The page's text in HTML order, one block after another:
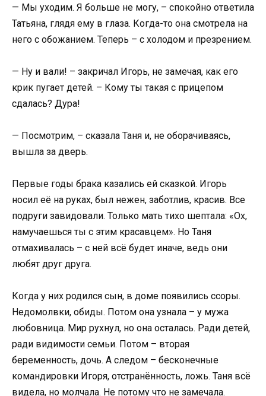
— Мы уходим. Я больше не могу, – спокойно ответила
Татьяна, глядя ему в глаза. Когда-то она смотрела на
него с обожанием. Теперь – с холодом и презрением.
— Ну и вали! – закричал Игорь, не замечая, как его
крик пугает детей. – Кому ты такая с прицепом
сдалась? Дура!
— Посмотрим, – сказала Таня и, не оборачиваясь,
вышла за дверь.
Первые годы брака казались ей сказкой. Игорь
носил её на руках, был нежен, заботлив, красив. Все
подруги завидовали. Только мать тихо шептала: «Ох,
намучаешься ты с этим красавцем». Но Таня
отмахивалась – с ней всё будет иначе, ведь они
любят друг друга.
Когда у них родился сын, в доме появились ссоры.
Недомолвки, обиды. Потом она узнала – у мужа
любовница. Мир рухнул, но она осталась. Ради детей,
ради видимости семьи. Потом – вторая
беременность, дочь. А следом – бесконечные
командировки Игоря, отстранённость, ложь. Таня всё
видела, но молчала. Не потому что не замечала.